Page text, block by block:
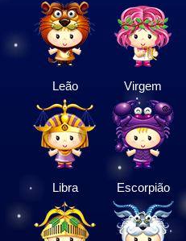
Leão Virgem
Libra Escorpião